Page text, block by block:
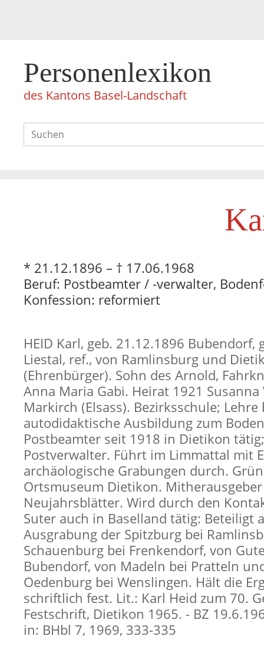
Personenlexikon
des Kantons Basel-Landschaft
* 21.12.1896 – † 17.06.1968
Beruf: Postbeamter / -verwalter,
Konfession: reformiert
HEID Karl, geb. 21.12.1896 Bubendorf,
Liestal, ref., von Ramlinsburg und
(Ehrenbürger). Sohn des Arnold,
Anna Maria Gabi. Heirat 1921 Susanna
Markirch (Elsass). Bezirksschule; Lehre
autodidaktische Ausbildung zum
Postbeamter seit 1918 in Dietikon
Postverwalter. Führt im Limmattal mit
archäologische Grabungen durch.
Ortsmuseum Dietikon.
Neujahrsblätter. Wird durch den
Suter auch in Baselland tätig: Beteiligt
Ausgrabung der Spitzburg bei
Schauenburg bei Frenkendorf, von
Bubendorf, von Madeln bei Pratteln
Oedenburg bei Wenslingen. Hält die
schriftlich fest. Lit.: Karl Heid zum 70.
Festschrift, Dietikon 1965. - BZ
in: BHbl 7, 1969, 333-335